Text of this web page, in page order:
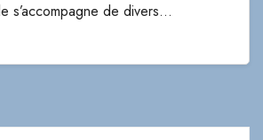
s’accompagne de divers…